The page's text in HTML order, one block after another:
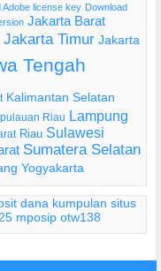
Adobe license key Download
Jakarta Barat
Jakarta Timur Jakarta
Tengah
Kalimantan Selatan
Riau Lampung
Riau Sulawesi
Sumatera Selatan
Yogyakarta
dana kumpulan situs
mposip otw138